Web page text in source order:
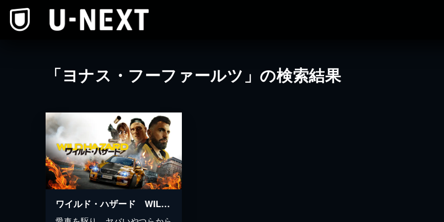
「ヨナス・フーファールツ」の検索結果
ワイルド・ハザード WILD HAZARD